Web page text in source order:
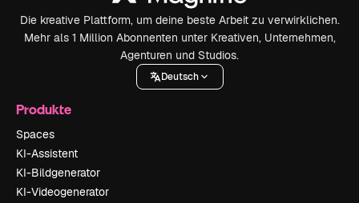
Die kreative Plattform, um deine beste Arbeit zu verwirklichen.
Mehr als 1 Million Abonnenten unter Kreativen, Unternehmen,
Agenturen und Studios.
Deutsch
Produkte
Spaces
KI-Assistent
KI-Bildgenerator
KI-Videogenerator